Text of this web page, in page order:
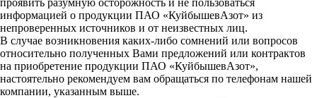
информацией о продукции ПАО «КуйбышевАзот» из
непроверенных источников и от неизвестных лиц.
В случае возникновения каких-либо сомнений или вопросов
относительно полученных Вами предложений или контрактов
на приобретение продукции ПАО «КуйбышевАзот»,
настоятельно рекомендуем вам обращаться по телефонам нашей
компании, указанным выше.